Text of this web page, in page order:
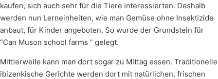
kaufen, sich auch sehr für die Tiere interessierten. Deshalb
werden nun Lerneinheiten, wie man Gemüse ohne Insektizide
anbaut, für Kinder angeboten. So wurde der Grundstein für
“Can Muson school farms ” gelegt.
Mittlerweile kann man dort sogar zu Mittag essen. Traditionelle
ibizenkische Gerichte werden dort mit natürlichen, frischen